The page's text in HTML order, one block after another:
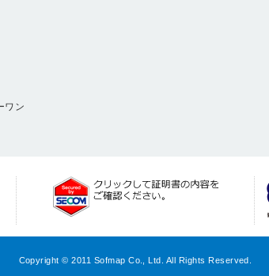
ワン
Copyright © 2011 Sofmap Co., Ltd. All Rights Reserved.